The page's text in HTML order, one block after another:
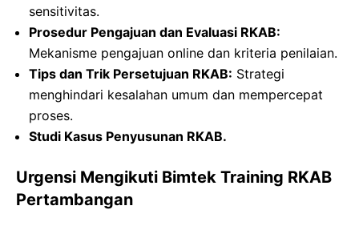
sensitivitas.
Prosedur Pengajuan dan Evaluasi RKAB:
Mekanisme pengajuan online dan kriteria penilaian.
Tips dan Trik Persetujuan RKAB: Strategi
menghindari kesalahan umum dan mempercepat
proses.
Studi Kasus Penyusunan RKAB.
Urgensi Mengikuti Bimtek Training RKAB
Pertambangan